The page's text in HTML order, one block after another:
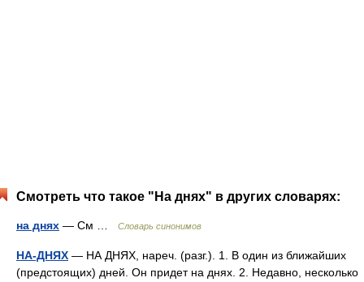
Смотреть что такое "На днях" в других словарях:
на днях — См … Словарь синонимов
НА-ДНЯХ — НА ДНЯХ, нареч. (разг.). 1. В один из ближайших
(предстоящих) дней. Он придет на днях. 2. Недавно, несколько